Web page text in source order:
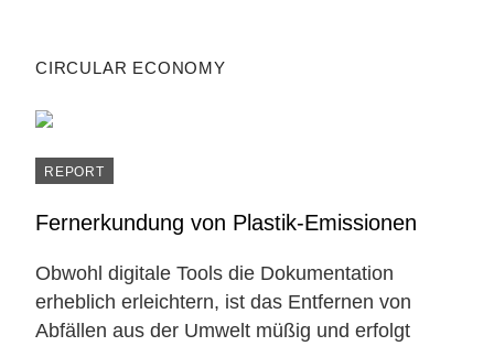
CIRCULAR ECONOMY
REPORT
Fernerkundung von Plastik-Emissionen
Obwohl digitale Tools die Dokumentation
erheblich erleichtern, ist das Entfernen von
Abfällen aus der Umwelt müßig und erfolgt